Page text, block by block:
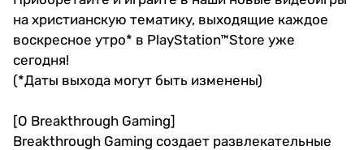
на христианскую тематику, выходящие каждое
воскресное утро* в PlayStation™Store уже
сегодня!
(*Даты выхода могут быть изменены)
[О Breakthrough Gaming]
Breakthrough Gaming создает развлекательные